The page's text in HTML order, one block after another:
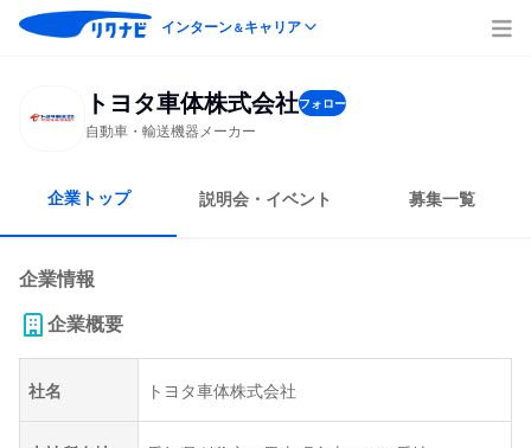
インターン＆キャリア
トヨタ車体株式会社フォロー
自動車・輸送機器メーカー
企業トップ 説明会・イベント 募集一覧
企業情報
企業概要
社名 トヨタ車体株式会社